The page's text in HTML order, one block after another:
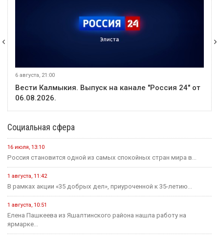
6 августа, 21:00
Вести Калмыкия. Выпуск на канале "Россия 24" от
06.08.2026.
Социальная сфера
16 июля, 13:10
Россия становится одной из самых спокойных стран мира в...
1 августа, 11:42
В рамках акции «35 добрых дел», приуроченной к 35-летию...
1 августа, 10:51
Елена Пашкеева из Яшалтинского района нашла работу на
ярмарке...